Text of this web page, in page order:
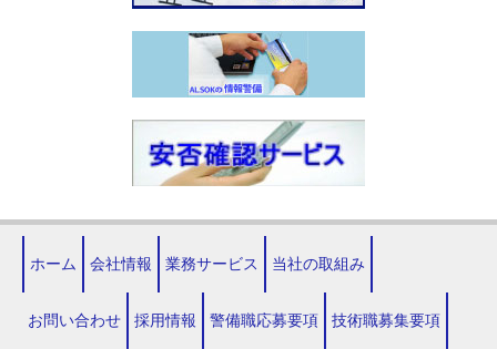
ホーム 会社情報 業務サービス 当社の取組み
お問い合わせ 採用情報 警備職応募要項 技術職募集要項